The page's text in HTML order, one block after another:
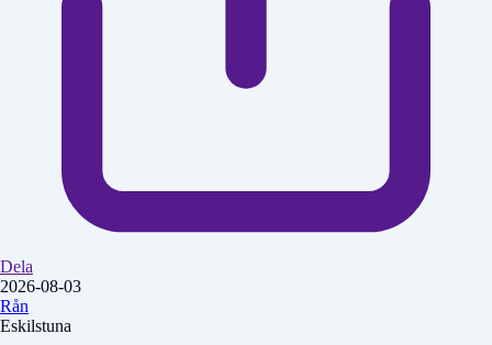
Dela
2026-08-03
Rån
Eskilstuna